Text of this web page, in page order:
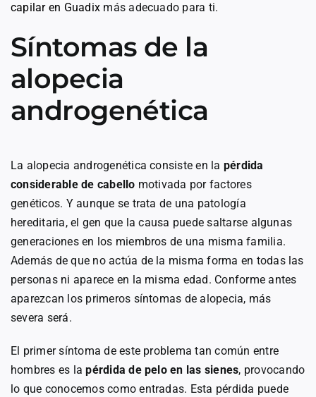
capilar en Guadix más adecuado para ti.
Síntomas de la
alopecia
androgenética
La alopecia androgenética consiste en la pérdida
considerable de cabello motivada por factores
genéticos. Y aunque se trata de una patología
hereditaria, el gen que la causa puede saltarse algunas
generaciones en los miembros de una misma familia.
Además de que no actúa de la misma forma en todas las
personas ni aparece en la misma edad. Conforme antes
aparezcan los primeros síntomas de alopecia, más
severa será.
El primer síntoma de este problema tan común entre
hombres es lapérdida de pelo en las sienes, provocando
lo que conocemos como entradas. Esta pérdida puede